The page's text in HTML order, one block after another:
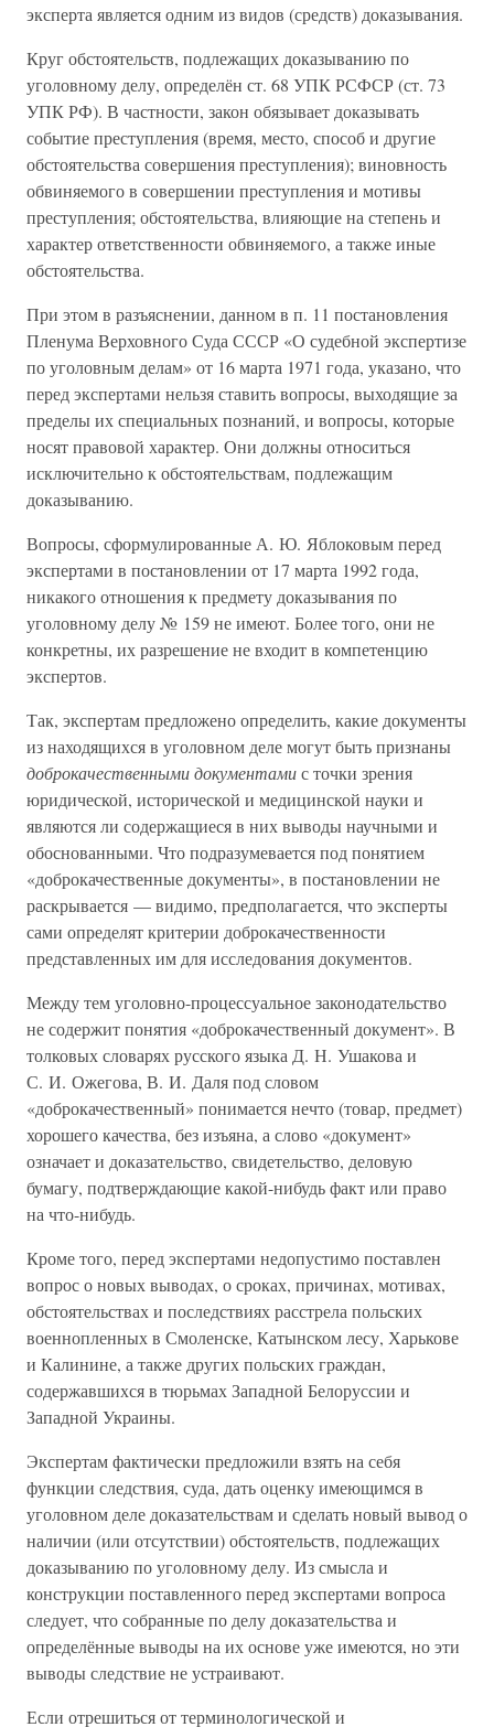
эксперта является одним из видов (средств) доказывания.
Круг обстоятельств, подлежащих доказыванию по
уголовному делу, определён ст. 68 УПК РСФСР (ст. 73
УПК РФ). В частности, закон обязывает доказывать
событие преступления (время, место, способ и другие
обстоятельства совершения преступления); виновность
обвиняемого в совершении преступления и мотивы
преступления; обстоятельства, влияющие на степень и
характер ответственности обвиняемого, а также иные
обстоятельства.
При этом в разъяснении, данном в п. 11 постановления
Пленума Верховного Суда СССР «О судебной экспертизе
по уголовным делам» от 16 марта 1971 года, указано, что
перед экспертами нельзя ставить вопросы, выходящие за
пределы их специальных познаний, и вопросы, которые
носят правовой характер. Они должны относиться
исключительно к обстоятельствам, подлежащим
доказыванию.
Вопросы, сформулированные А. Ю. Яблоковым перед
экспертами в постановлении от 17 марта 1992 года,
никакого отношения к предмету доказывания по
уголовному делу № 159 не имеют. Более того, они не
конкретны, их разрешение не входит в компетенцию
экспертов.
Так, экспертам предложено определить, какие документы
из находящихся в уголовном деле могут быть признаны
доброкачественными документамис точки зрения
юридической, исторической и медицинской науки и
являются ли содержащиеся в них выводы научными и
обоснованными. Что подразумевается под понятием
«доброкачественные документы», в постановлении не
раскрывается — видимо, предполагается, что эксперты
сами определят критерии доброкачественности
представленных им для исследования документов.
Между тем уголовно-процессуальное законодательство
не содержит понятия «доброкачественный документ». В
толковых словарях русского языка Д. Н. Ушакова и
С. И. Ожегова, В. И. Даля под словом
«доброкачественный» понимается нечто (товар, предмет)
хорошего качества, без изъяна, а слово «документ»
означает и доказательство, свидетельство, деловую
бумагу, подтверждающие какой-нибудь факт или право
на что-нибудь.
Кроме того, перед экспертами недопустимо поставлен
вопрос о новых выводах, о сроках, причинах, мотивах,
обстоятельствах и последствиях расстрела польских
военнопленных в Смоленске, Катынском лесу, Харькове
и Калинине, а также других польских граждан,
содержавшихся в тюрьмах Западной Белоруссии и
Западной Украины.
Экспертам фактически предложили взять на себя
функции следствия, суда, дать оценку имеющимся в
уголовном деле доказательствам и сделать новый вывод о
наличии (или отсутствии) обстоятельств, подлежащих
доказыванию по уголовному делу. Из смысла и
конструкции поставленного перед экспертами вопроса
следует, что собранные по делу доказательства и
определённые выводы на их основе уже имеются, но эти
выводы следствие не устраивают.
Если отрешиться от терминологической и